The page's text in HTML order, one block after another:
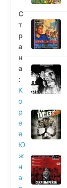
С
т
р
а
н
а
:
К
о
р
е
я
Ю
ж
н
а